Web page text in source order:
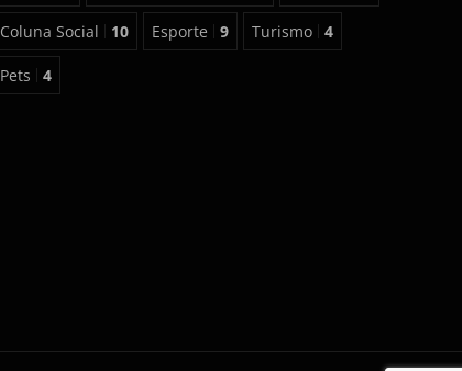
Coluna Social 10 Esporte 9 Turismo 4
Pets 4